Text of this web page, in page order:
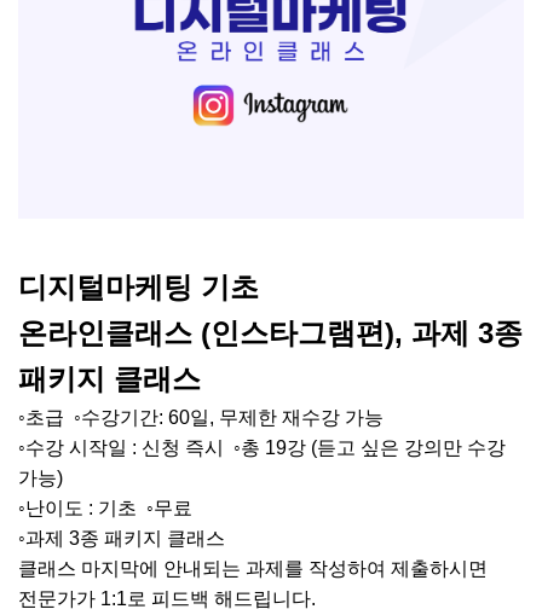
디지털마케팅 기초
온라인클래스 (인스타그램편), 과제 3종
패키지 클래스
◦초급 ◦수강기간: 60일, 무제한 재수강 가능
◦수강 시작일 : 신청 즉시 ◦총 19강 (듣고 싶은 강의만 수강
가능)
◦난이도 : 기초 ◦무료
◦과제 3종 패키지 클래스
클래스 마지막에 안내되는 과제를 작성하여 제출하시면
전문가가 1:1로 피드백 해드립니다.